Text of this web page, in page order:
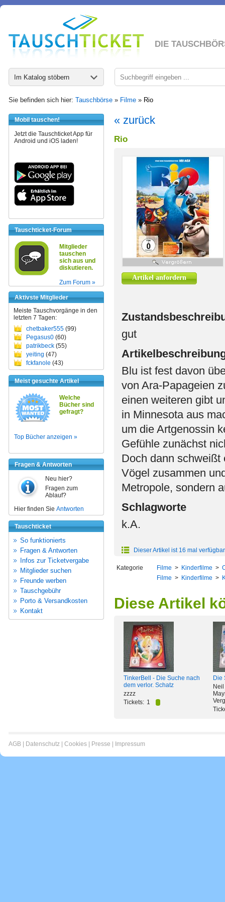
DIE
Im Katalog stöbern
Sie befinden sich hier: Tauschbörse » Filme » Rio
Mobil tauschen!
Jetzt die Tauschticket App für
Android und iOS laden!
Tauschticket-Forum
Mitglieder
tauschen
sich aus und
diskutieren.
Zum Forum »
Aktivste Mitglieder
Meiste Tauschvorgänge in den
letzten 7 Tagen:
chetbaker555 (99)
Pegasus0 (60)
patrikbeck (55)
yeiting (47)
fckfanole (43)
Meist gesuchte Artikel
Welche
Bücher sind
gefragt?
Top Bücher anzeigen »
Fragen & Antworten
Neu hier?
Fragen zum
Ablauf?
Hier finden Sie Antworten
Tauschticket
So funktionierts
Fragen & Antworten
Infos zur Ticketvergabe
Mitglieder suchen
Freunde werben
Tauschgebühr
Porto & Versandkosten
Kontakt
« zurück
Rio
Artikel anfordern
gut
Blu ist fest davon
von Ara-Papageien
einen weiteren gibt
in Minnesota aus
um die Artgenossin
Gefühle zunächst
Doch dann schweißt
Vögel zusammen
Metropole, sondern
Schlagworte
k.A.
Dieser Artikel ist 16 mal verfügbar
Kategorie Filme > Kinderfilme >
Filme > Kinderfilme >
Diese Artikel
TinkerBell - Die Suche nach
dem verlor. Schatz
zzzz
Tickets: 1
Die
AGB Datenschutz Cookies Presse Impressum